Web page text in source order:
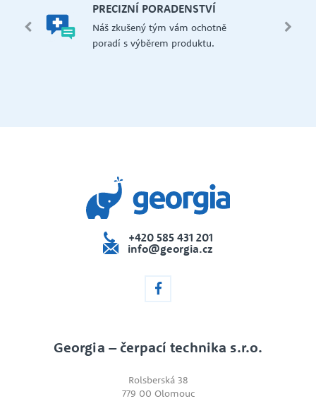
PRECIZNÍ PORADENSTVÍ
Náš zkušený tým vám ochotně
poradí s výběrem produktu.
+420 585 431 201
info@georgia.cz
Georgia – čerpací technika s.r.o.
Rolsberská 38
779 00 Olomouc